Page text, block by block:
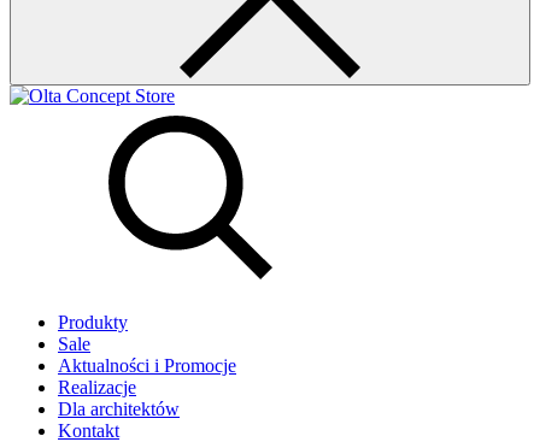
Produkty
Sale
Aktualności i Promocje
Realizacje
Dla architektów
Kontakt